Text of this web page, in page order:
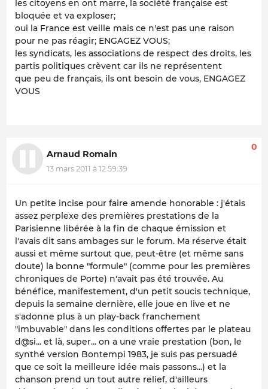
les citoyens en ont marre, la société française est
bloquée et va exploser;
oui la France est veille mais ce n'est pas une raison
pour ne pas réagir; ENGAGEZ VOUS;
les syndicats, les associations de respect des droits, les
partis politiques crèvent car ils ne représentent
que peu de français, ils ont besoin de vous, ENGAGEZ
VOUS
Arnaud Romain
13 mars 2011 à 12:59:39
0
Un petite incise pour faire amende honorable : j'étais
assez perplexe des premières prestations de la
Parisienne libérée à la fin de chaque émission et
l'avais dit sans ambages sur le forum. Ma réserve était
aussi et même surtout que, peut-être (et même sans
doute) la bonne "formule" (comme pour les premières
chroniques de Porte) n'avait pas été trouvée. Au
bénéfice, manifestement, d'un petit soucis technique,
depuis la semaine dernière, elle joue en live et ne
s'adonne plus à un play-back franchement
"imbuvable" dans les conditions offertes par le plateau
d@si... et là, super... on a une vraie prestation (bon, le
synthé version Bontempi 1983, je suis pas persuadé
que ce soit la meilleure idée mais passons...) et la
chanson prend un tout autre relief, d'ailleurs